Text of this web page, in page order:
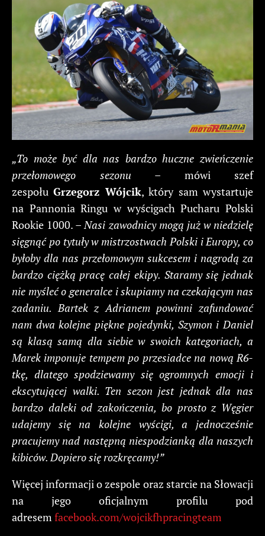
„To może być dla nas bardzo huczne zwieńczenie
przełomowego sezonu – mówi szef
zespołuGrzegorz Wójcik, który sam wystartuje
na Pannonia Ringu w wyścigach Pucharu Polski
Rookie 1000. – Nasi zawodnicy mogą już w niedzielę
sięgnąć po tytuły w mistrzostwach Polski i Europy, co
byłoby dla nas przełomowym sukcesem i nagrodą za
bardzo ciężką pracę całej ekipy. Staramy się jednak
nie myśleć o generalce i skupiamy na czekającym nas
zadaniu. Bartek z Adrianem powinni zafundować
nam dwa kolejne piękne pojedynki, Szymon i Daniel
są klasą samą dla siebie w swoich kategoriach, a
Marek imponuje tempem po przesiadce na nową R6-
tkę, dlatego spodziewamy się ogromnych emocji i
ekscytującej walki. Ten sezon jest jednak dla nas
bardzo daleki od zakończenia, bo prosto z Węgier
udajemy się na kolejne wyścigi, a jednocześnie
pracujemy nad następną niespodzianką dla naszych
kibiców. Dopiero się rozkręcamy!”
Więcej informacji o zespole oraz starcie na Słowacji
na jego oficjalnym profilu pod
adresem facebook.com/wojcikfhpracingteam